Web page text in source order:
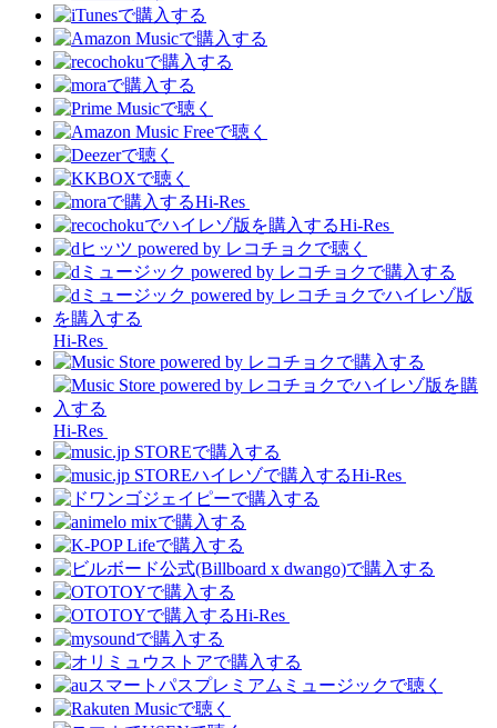
Hi-Res
Hi-Res
Hi-Res
Hi-Res
Hi-Res
Hi-Res